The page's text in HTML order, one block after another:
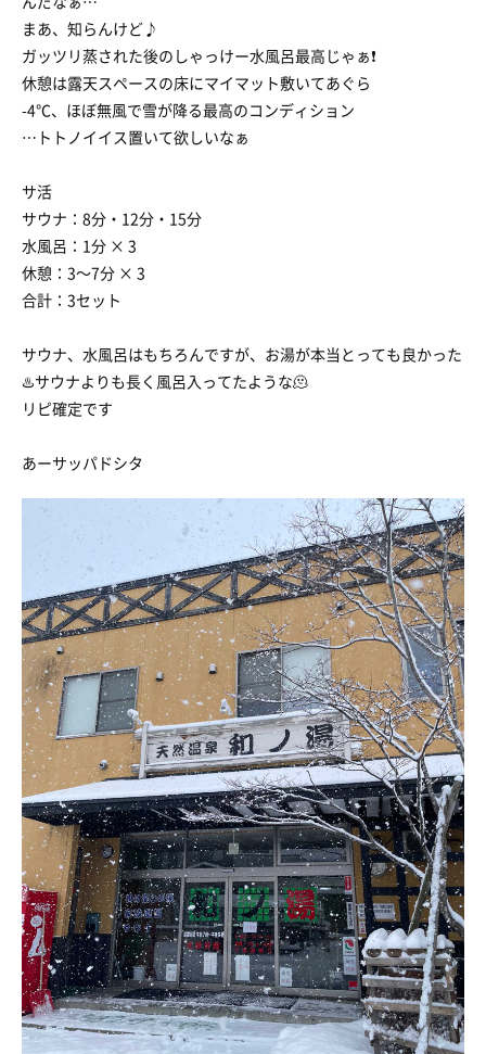
まあ、知らんけど♪
ガッツリ蒸された後のしゃっけー水風呂最高じゃぁ❗️
休憩は露天スペースの床にマイマット敷いてあぐら
-4℃、ほぼ無風で雪が降る最高のコンディション
…トトノイイス置いて欲しいなぁ
サ活
サウナ：8分・12分・15分
水風呂：1分 × 3
休憩：3〜7分 × 3
合計：3セット
サウナ、水風呂はもちろんですが、お湯が本当とっても良かった
♨️サウナよりも長く風呂入ってたような🫠
リピ確定です
あーサッパドシタ